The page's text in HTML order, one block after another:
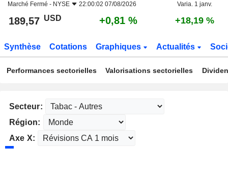
Marché Fermé - NYSE 22:00:02 07/08/2026 Varia. 1 janv.
189,57 USD +0,81 % +18,19 %
Synthèse Cotations Graphiques Actualités
Performances sectorielles Valorisations sectorielles
Secteur:
Région:
Axe X: